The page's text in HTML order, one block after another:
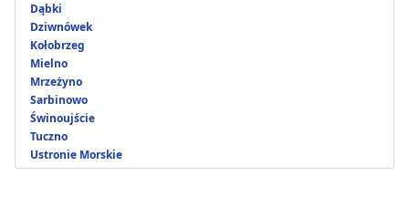
Dąbki
Dziwnówek
Kołobrzeg
Mielno
Mrzeżyno
Sarbinowo
Świnoujście
Tuczno
Ustronie Morskie